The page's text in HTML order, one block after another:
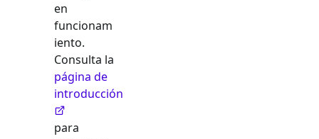
en
funcionam
iento.
Consulta la
página de
introducción
para